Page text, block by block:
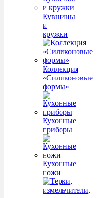
Кувшины
и
кружки
Коллекция
«Силиконовые
формы»
Кухонные
приборы
Кухонные
ножи